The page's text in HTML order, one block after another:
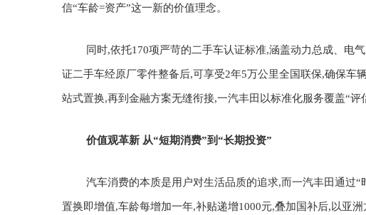
信“车龄=资产”这一新的价值理念。
同时,依托170项严苛的二手车认证标准,涵盖动力总成、电
证二手车经原厂零件整备后,可享受2年5万公里全国联保,确保
站式置换,再到金融方案无缝衔接,一汽丰田以标准化服务覆盖“
价值观革新 从“短期消费”到“长期投资”
汽车消费的本质是用户对生活品质的追求,而一汽丰田通过
置换即增值,车龄每增加一年,补贴递增1000元,叠加国补后,以亚洲